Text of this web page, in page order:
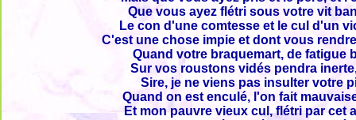
Que vous ayez flétri sous votre vit
Le con d'une comtesse et le cul d'un
C'est une chose impie et dont vous
Quand votre braquemart, de fatigue
Sur vos roustons vidés pendra
Sire, je ne viens pas insulter votre
Quand on est enculé, l'on fait
Et mon pauvre vieux cul, flétri par cet